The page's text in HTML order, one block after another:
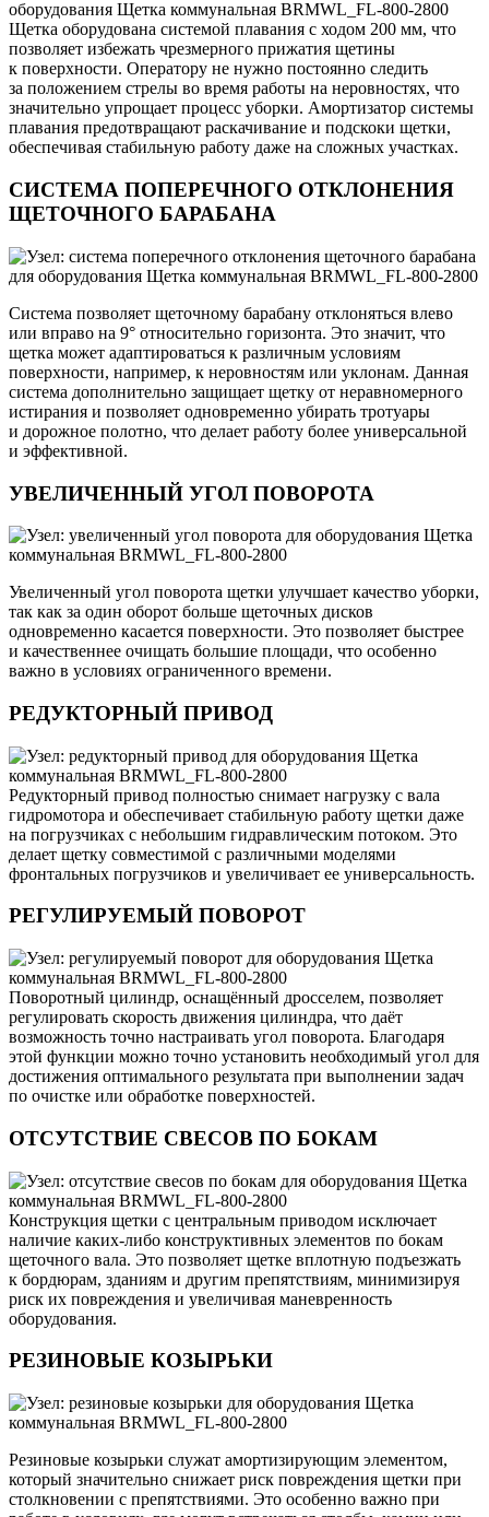
Щетка оборудована системой плавания с ходом 200 мм, что
позволяет избежать чрезмерного прижатия щетины
к поверхности. Оператору не нужно постоянно следить
за положением стрелы во время работы на неровностях, что
значительно упрощает процесс уборки. Амортизатор системы
плавания предотвращают раскачивание и подскоки щетки,
обеспечивая стабильную работу даже на сложных участках.
СИСТЕМА ПОПЕРЕЧНОГО ОТКЛОНЕНИЯ
ЩЕТОЧНОГО БАРАБАНА
Система позволяет щеточному барабану отклоняться влево
или вправо на 9° относительно горизонта. Это значит, что
щетка может адаптироваться к различным условиям
поверхности, например, к неровностям или уклонам. Данная
система дополнительно защищает щетку от неравномерного
истирания и позволяет одновременно убирать тротуары
и дорожное полотно, что делает работу более универсальной
и эффективной.
УВЕЛИЧЕННЫЙ УГОЛ ПОВОРОТА
Увеличенный угол поворота щетки улучшает качество уборки,
так как за один оборот больше щеточных дисков
одновременно касается поверхности. Это позволяет быстрее
и качественнее очищать большие площади, что особенно
важно в условиях ограниченного времени.
РЕДУКТОРНЫЙ ПРИВОД
Редукторный привод полностью снимает нагрузку с вала
гидромотора и обеспечивает стабильную работу щетки даже
на погрузчиках с небольшим гидравлическим потоком. Это
делает щетку совместимой с различными моделями
фронтальных погрузчиков и увеличивает ее универсальность.
РЕГУЛИРУЕМЫЙ ПОВОРОТ
Поворотный цилиндр, оснащённый дросселем, позволяет
регулировать скорость движения цилиндра, что даёт
возможность точно настраивать угол поворота. Благодаря
этой функции можно точно установить необходимый угол для
достижения оптимального результата при выполнении задач
по очистке или обработке поверхностей.
ОТСУТСТВИЕ СВЕСОВ ПО БОКАМ
Конструкция щетки с центральным приводом исключает
наличие каких-либо конструктивных элементов по бокам
щеточного вала. Это позволяет щетке вплотную подъезжать
к бордюрам, зданиям и другим препятствиям, минимизируя
риск их повреждения и увеличивая маневренность
оборудования.
РЕЗИНОВЫЕ КОЗЫРЬКИ
Резиновые козырьки служат амортизирующим элементом,
который значительно снижает риск повреждения щетки при
столкновении с препятствиями. Это особенно важно при